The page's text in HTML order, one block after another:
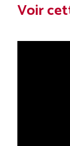
Voir